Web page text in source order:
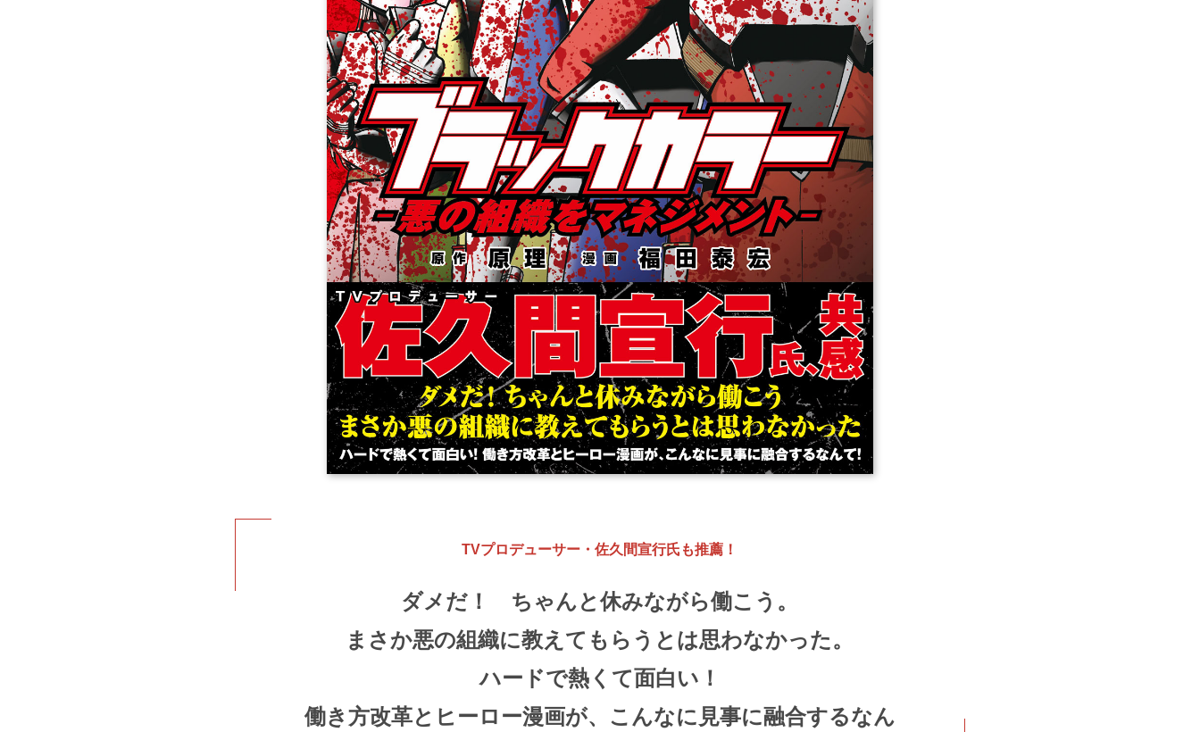
TVプロデューサー・佐久間宣行氏も推薦！
ダメだ！ ちゃんと休みながら働こう。
まさか悪の組織に教えてもらうとは思わなかった。
ハードで熱くて面白い！
働き方改革とヒーロー漫画が、こんなに見事に融合するなん